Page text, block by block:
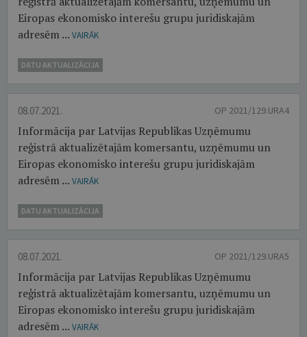
Eiropas ekonomisko interešu grupu juridiskajām
adresēm ... VAIRĀK
DATU AKTUALIZĀCIJA
08.07.2021. OP 2021/129.URA4
Informācija par Latvijas Republikas Uzņēmumu
reģistrā aktualizētajām komersantu, uzņēmumu un
Eiropas ekonomisko interešu grupu juridiskajām
adresēm ... VAIRĀK
DATU AKTUALIZĀCIJA
08.07.2021. OP 2021/129.URA5
Informācija par Latvijas Republikas Uzņēmumu
reģistrā aktualizētajām komersantu, uzņēmumu un
Eiropas ekonomisko interešu grupu juridiskajām
adresēm ... VAIRĀK